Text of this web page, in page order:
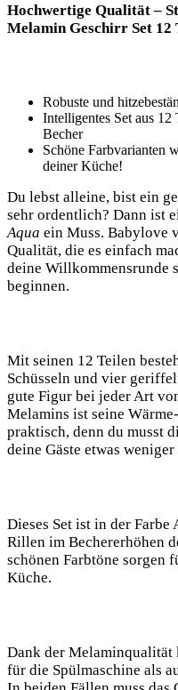
Hochwertige Qualität –
Melamin Geschirr Set 12
Robuste und
Intelligentes Set aus 12
Becher
Schöne Farbvarianten
deiner Küche!
Du lebst alleine, bist ein
sehr ordentlich?​ Dann ist
Aqua ein Muss. Babylove
⁢Qualität, die es einfach
deine ⁤Willkommensrunde
⁣beginnen.
Mit‍ seinen 12 Teilen
Schüsseln und vier
gute Figur bei jeder Art
⁢Melamins ist seine​
praktisch, denn du musst
deine Gäste etwas
Dieses Set ist in der
Rillen im Bechererhöhen
schönen Farbtöne sorgen
Küche.
Dank der Melaminqualität
für die Spülmaschine als